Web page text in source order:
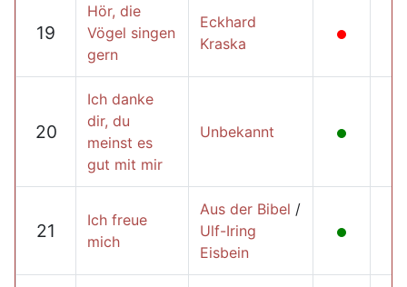
19
Hör, die
Vögel singen
gern
Eckhard
Kraska
20
Ich danke
dir, du
meinst es
gut mit mir
Unbekannt
21
Ich freue
mich
Aus der Bibel /
Ulf-Iring
Eisbein